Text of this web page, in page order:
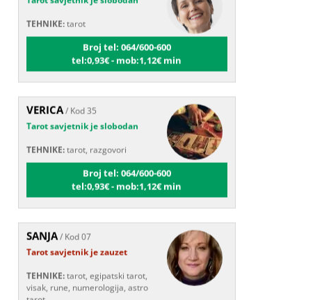
TEHNIKE:tarot
Broj tel: 064/600-600
tel:0,93€ - mob:1,12€ min
/ Kod 35
Tarot savjetnik je slobodan
TEHNIKE:tarot, razgovori
Broj tel: 064/600-600
tel:0,93€ - mob:1,12€ min
/ Kod 07
Tarot savjetnik je zauzet
TEHNIKE:tarot, egipatski tarot,
visak, rune, numerologija, astro
tarot